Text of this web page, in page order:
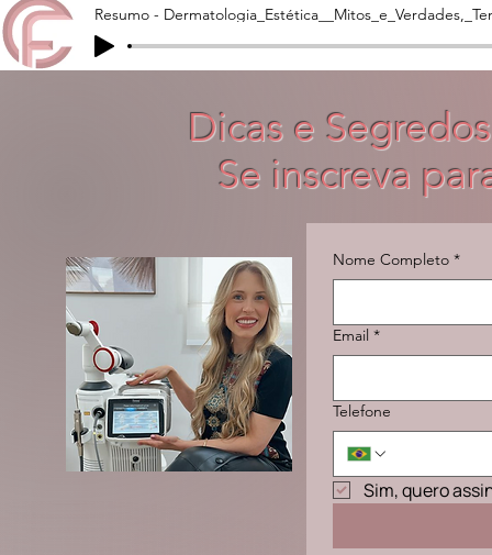
Resumo -
Dicas e
Se inscreva
Nome Completo *
Email *
Telefone
Sim, quero